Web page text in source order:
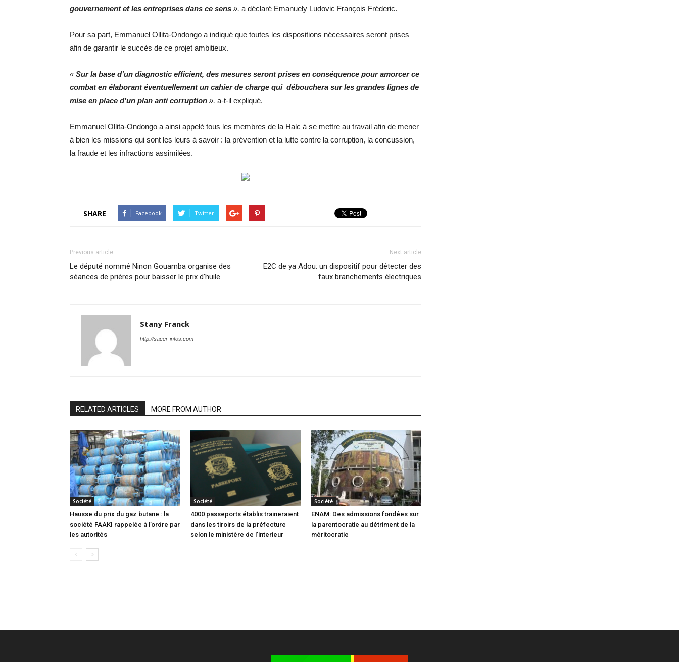
gouvernement et les entreprises dans ce sens », a déclaré Emanuely Ludovic François Fréderic.
Pour sa part, Emmanuel Ollita-Ondongo a indiqué que toutes les dispositions nécessaires seront prises
afin de garantir le succès de ce projet ambitieux.
«Sur la base d’un diagnostic efficient, des mesures seront prises en conséquence pour amorcer ce
combat en élaborant éventuellement un cahier de charge qui débouchera sur les grandes lignes de
mise en place d’un plan anti corruption », a-t-il expliqué.
Emmanuel Ollita-Ondongo a ainsi appelé tous les membres de la Halc à se mettre au travail afin de mener
à bien les missions qui sont les leurs à savoir : la prévention et la lutte contre la corruption, la concussion,
la fraude et les infractions assimilées.
SHARE Facebook Twitter
Previous article
Le député nommé Ninon Gouamba organise des
séances de prières pour baisser le prix d’huile
Next article
E2C de ya Adou: un dispositif pour détecter des
faux branchements électriques
Stany Franck
http://sacer-infos.com
RELATED ARTICLES MORE FROM AUTHOR
Société
Hausse du prix du gaz butane : la
société FAAKI rappelée à l’ordre par
les autorités
Société
4000 passeports établis traineraient
dans les tiroirs de la préfecture
selon le ministère de l’interieur
Société
ENAM: Des admissions fondées sur
la parentocratie au détriment de la
méritocratie